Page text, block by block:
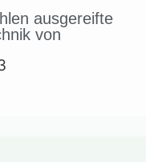
ausgereifte
von